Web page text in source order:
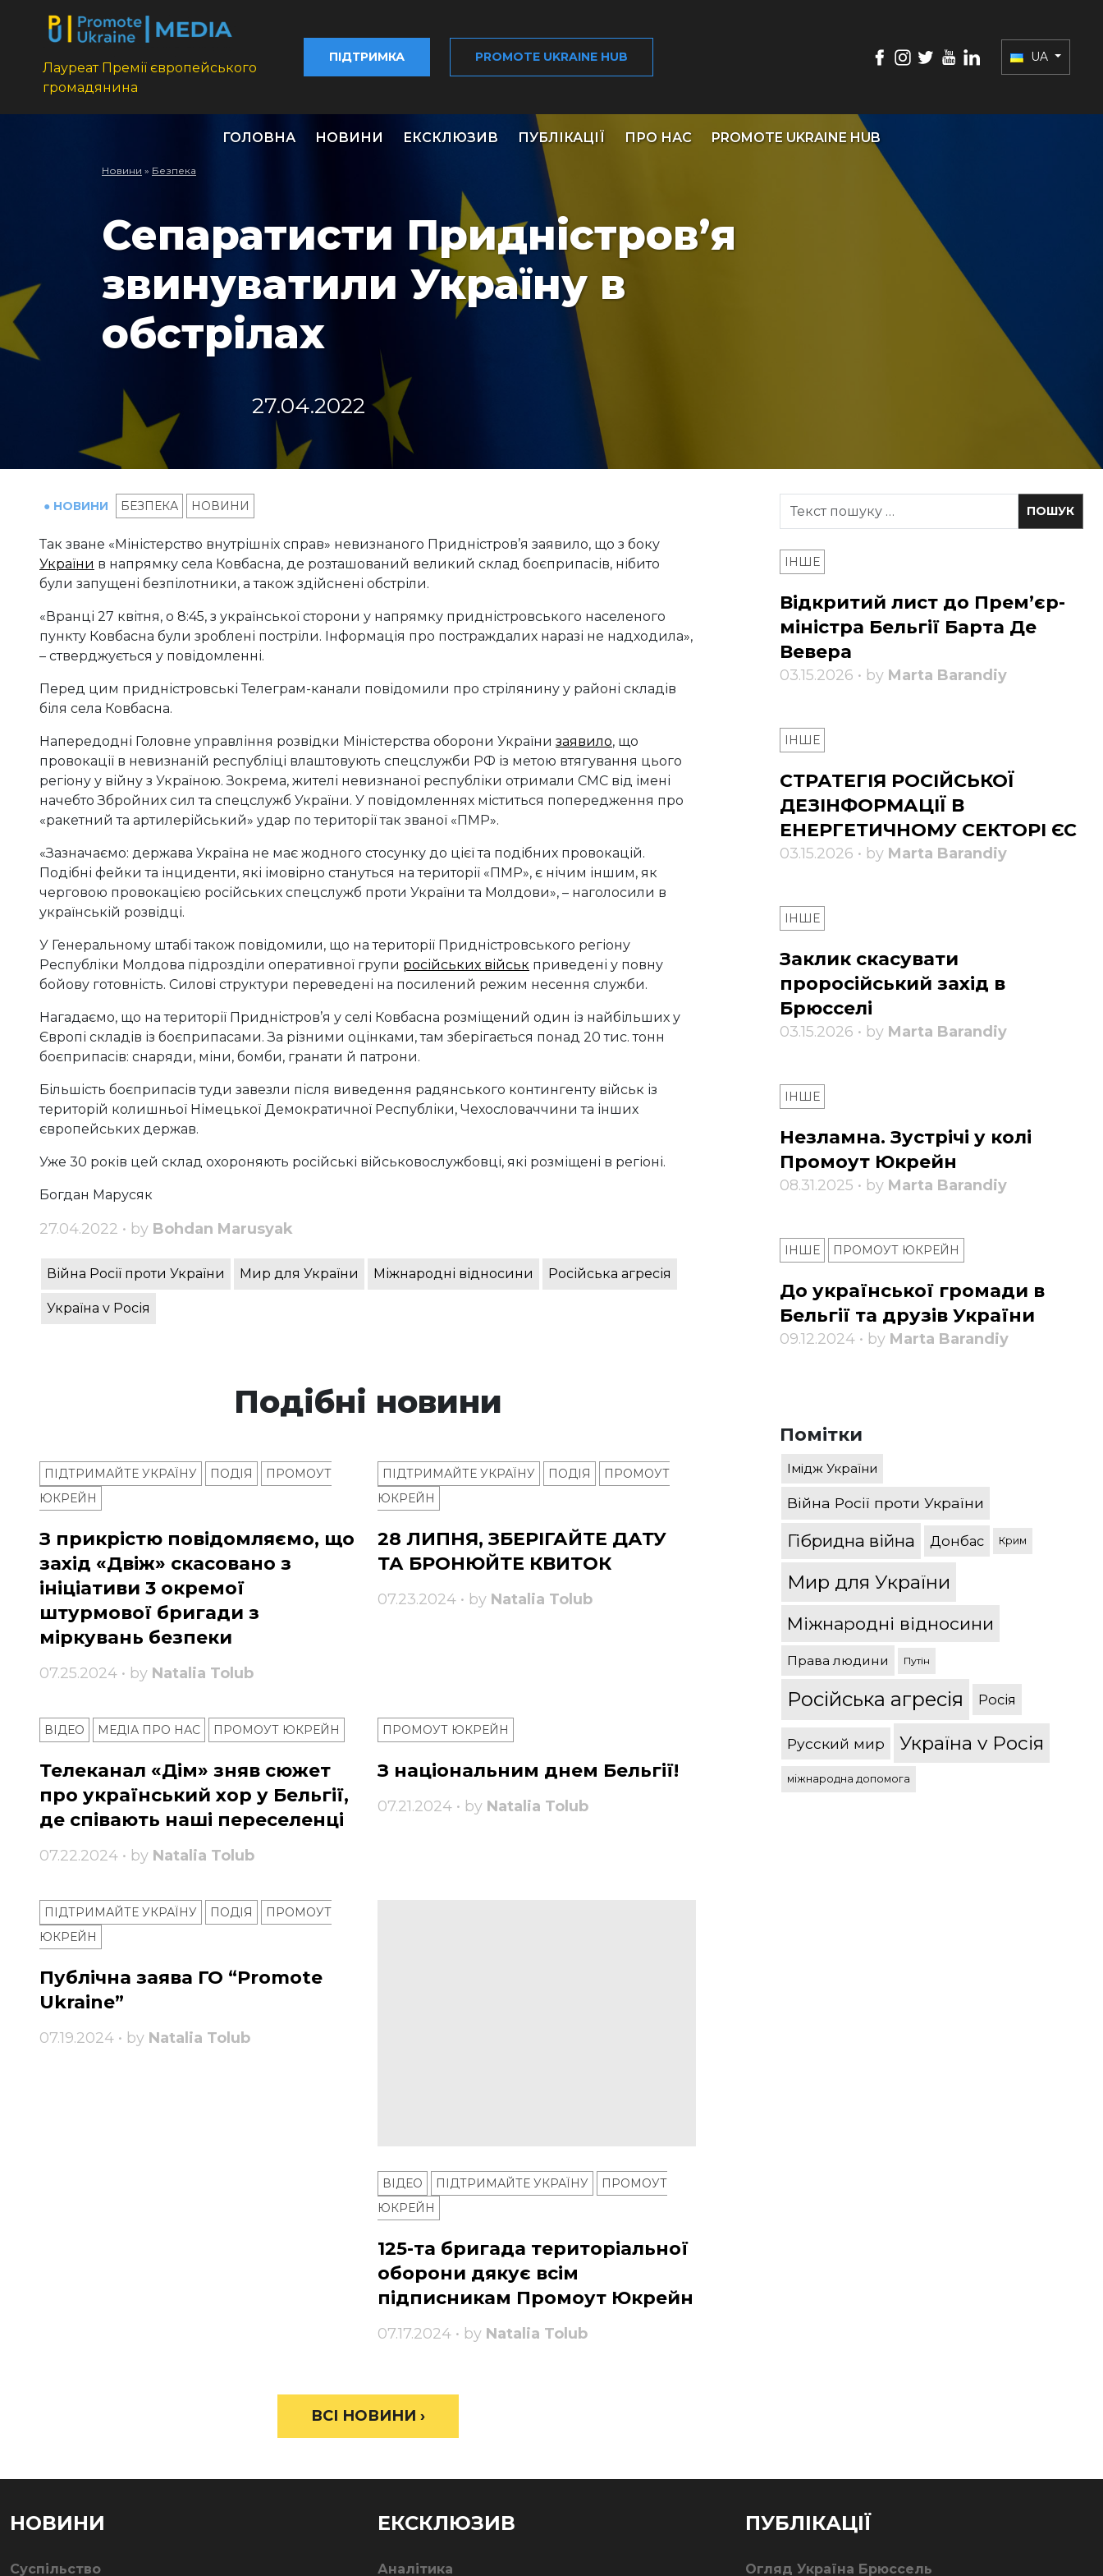
Лауреат Премії європейського
громадянина
ПІДТРИМКА PROMOTE UKRAINE HUB UA
ГОЛОВНА НОВИНИ ЕКСКЛЮЗИВ ПУБЛІКАЦІЇ ПРО НАС PROMOTE UKRAINE HUB
Новини » Безпека
Сепаратисти Придністров’я
звинуватили Україну в
обстрілах
27.04.2022
● НОВИНИ БЕЗПЕКА НОВИНИ
Так зване «Міністерство внутрішніх справ» невизнаного Придністров’я заявило, що з боку
України в напрямку села Ковбасна, де розташований великий склад боєприпасів, нібито
були запущені безпілотники, а також здійснені обстріли.
«Вранці 27 квітня, о 8:45, з української сторони у напрямку придністровського населеного
пункту Ковбасна були зроблені постріли. Інформація про постраждалих наразі не надходила»,
– стверджується у повідомленні.
Перед цим придністровські Телеграм-канали повідомили про стрілянину у районі складів
біля села Ковбасна.
Напередодні Головне управління розвідки Міністерства оборони України заявило, що
провокації в невизнаній республіці влаштовують спецслужби РФ із метою втягування цього
регіону у війну з Україною. Зокрема, жителі невизнаної республіки отримали СМС від імені
начебто Збройних сил та спецслужб України. У повідомленнях міститься попередження про
«ракетний та артилерійський» удар по території так званої «ПМР».
«Зазначаємо: держава Україна не має жодного стосунку до цієї та подібних провокацій.
Подібні фейки та інциденти, які імовірно стануться на території «ПМР», є нічим іншим, як
черговою провокацією російських спецслужб проти України та Молдови», – наголосили в
українській розвідці.
У Генеральному штабі також повідомили, що на території Придністровського регіону
Республіки Молдова підрозділи оперативної групи російських військ приведені у повну
бойову готовність. Силові структури переведені на посилений режим несення служби.
Нагадаємо, що на території Придністров’я у селі Ковбасна розміщений один із найбільших у
Європі складів із боєприпасами. За різними оцінками, там зберігається понад 20 тис. тонн
боєприпасів: снаряди, міни, бомби, гранати й патрони.
Більшість боєприпасів туди завезли після виведення радянського контингенту військ із
територій колишньої Німецької Демократичної Республіки, Чехословаччини та інших
європейських держав.
Уже 30 років цей склад охороняють російські військовослужбовці, які розміщені в регіоні.
Богдан Марусяк
27.04.2022 • by Bohdan Marusyak
Війна Росії проти України Мир для України Міжнародні відносини Російська агресія
Україна v Росія
Подібні новини
ПІДТРИМАЙТЕ УКРАЇНУ ПОДІЯ
ПРОМОУТ
ЮКРЕЙН
З прикрістю повідомляємо, що
захід «Двіж» скасовано з
ініціативи 3 окремої
штурмової бригади з
міркувань безпеки
07.25.2024 • by Natalia Tolub
ПІДТРИМАЙТЕ УКРАЇНУ ПОДІЯ
ПРОМОУТ
ЮКРЕЙН
28 ЛИПНЯ, ЗБЕРІГАЙТЕ ДАТУ
ТА БРОНЮЙТЕ КВИТОК
07.23.2024 • by Natalia Tolub
ВІДЕО МЕДІА ПРО НАС ПРОМОУТ ЮКРЕЙН
Телеканал «Дім» зняв сюжет
про український хор у Бельгії,
де співають наші переселенці
07.22.2024 • by Natalia Tolub
ПРОМОУТ ЮКРЕЙН
З національним днем ​​Бельгії!
07.21.2024 • by Natalia Tolub
ПІДТРИМАЙТЕ УКРАЇНУ ПОДІЯ
ПРОМОУТ
ЮКРЕЙН
Публічна заява ГО “Promote
Ukraine”
07.19.2024 • by Natalia Tolub
ВІДЕО ПІДТРИМАЙТЕ УКРАЇНУ
ПРОМОУТ
ЮКРЕЙН
125-та бригада територіальної
оборони дякує всім
підписникам Промоут Юкрейн
07.17.2024 • by Natalia Tolub
ВСІ НОВИНИ ›
ІНШЕ
Відкритий лист до Прем’єр-
міністра Бельгії Барта Де
Вевера
03.15.2026 • by Marta Barandiy
ІНШЕ
СТРАТЕГІЯ РОСІЙСЬКОЇ
ДЕЗІНФОРМАЦІЇ В
ЕНЕРГЕТИЧНОМУ СЕКТОРІ ЄС
03.15.2026 • by Marta Barandiy
ІНШЕ
Заклик скасувати
проросійський захід в
Брюсселі
03.15.2026 • by Marta Barandiy
ІНШЕ
Незламна. Зустрічі у колі
Промоут Юкрейн
08.31.2025 • by Marta Barandiy
ІНШЕ ПРОМОУТ ЮКРЕЙН
До української громади в
Бельгії та друзів України
09.12.2024 • by Marta Barandiy
Помітки
Імідж України
Війна Росії проти України
Гібридна війна Донбас Крим
Мир для України
Міжнародні відносини
Права людини Путін
Російська агресія Росія
Русский мир Україна v Росія
міжнародна допомога
НОВИНИ
Суспільство
ЕКСКЛЮЗИВ
Аналітика
ПУБЛІКАЦІЇ
Огляд Україна Брюссель